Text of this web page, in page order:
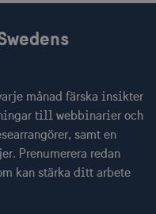
månad färska insikter
till webbinarier och
samt en
Prenumerera redan
kan stärka ditt arbete
6